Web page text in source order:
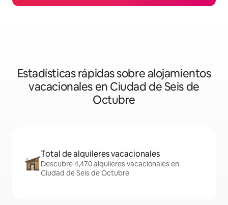
Estadísticas rápidas sobre alojamientos
vacacionales en Ciudad de Seis de
Octubre
Total de alquileres vacacionales
Descubre 4,470 alquileres vacacionales en
Ciudad de Seis de Octubre